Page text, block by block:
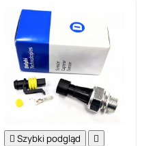
 Szybki podgląd 